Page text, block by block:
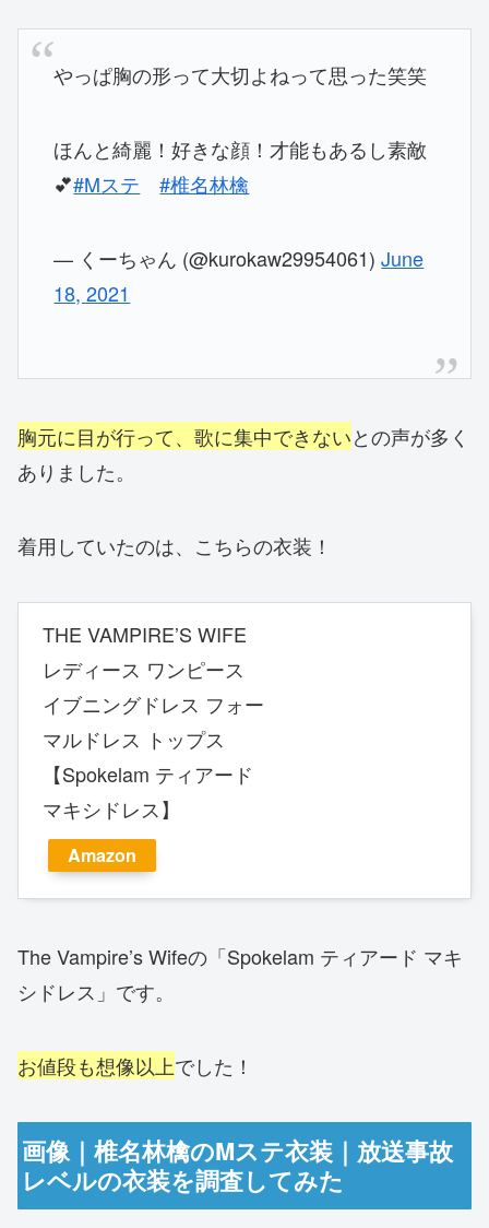
やっぱ胸の形って大切よねって思った笑笑
ほんと綺麗！好きな顔！才能もあるし素敵
💕#Mステ #椎名林檎
— くーちゃん (@kurokaw29954061)June
18, 2021
胸元に目が行って、歌に集中できないとの声が多く
ありました。
着用していたのは、こちらの衣装！
THE VAMPIRE’S WIFE
レディース ワンピース
イブニングドレス フォー
マルドレス トップス
【Spokelam ティアード
マキシドレス】
Amazon
The Vampire’s Wifeの「Spokelam ティアード マキ
シドレス」です。
お値段も想像以上でした！
画像｜椎名林檎のMステ衣装｜放送事故
レベルの衣装を調査してみた